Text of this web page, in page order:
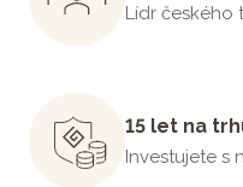
Lídr českého
15 let na
Investujete s